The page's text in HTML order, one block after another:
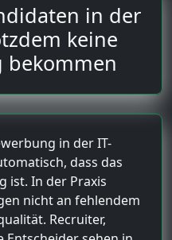
in der
keine
bekommen
in der IT-
dass das
ist. In der Praxis
nicht an fehlendem
Recruiter,